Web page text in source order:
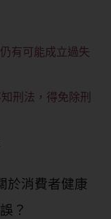
有可能成立過失
刑法，得免除刑
於消費者健康
？